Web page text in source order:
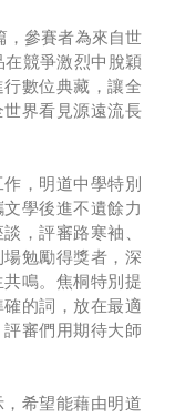
，參賽者為來自世
競爭激烈中脫穎
數位典藏，讓全
界看見源遠流長
，明道中學特別
學後進不遺餘力
，評審路寒袖、
勉勵得獎者，深
鳴。焦桐特別提
的詞，放在最適
審們用期待大師
希望能藉由明道